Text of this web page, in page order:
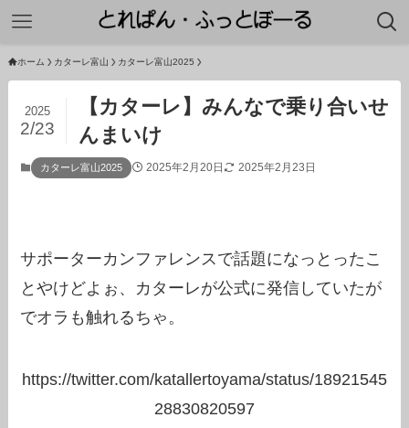
ホーム カターレ富山 カターレ富山2025
【カターレ】みんなで乗り合いせ
んまいけ
2025
2/23
カターレ富山2025 2025年2月20日 2025年2月23日
サポーターカンファレンスで話題になっとったこ
とやけどよぉ、カターレが公式に発信していたが
でオラも触れるちゃ。
https://twitter.com/katallertoyama/status/18921545
28830820597